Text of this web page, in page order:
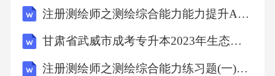
53.2.5序列命名规
则..............................................7
注册测绘师之测绘综合能力能力提升A卷附答案
甘肃省武威市成考专升本2023年生态学基础第二次模拟卷(附答案)
注册测绘师之测绘综合能力练习题(一)+答案